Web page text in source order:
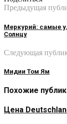
Предыдущая
Меркурий: самые
Солнцу
Следующая
Мидии Том Ям
Похожие
Цена